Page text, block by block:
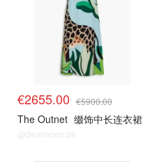
€2655.00 €5900.00
The Outnet 缀饰中长连衣裙
@dealmoon.de